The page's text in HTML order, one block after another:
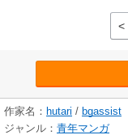
<
作家名： hutari / bgassist
ジャンル： 青年マンガ